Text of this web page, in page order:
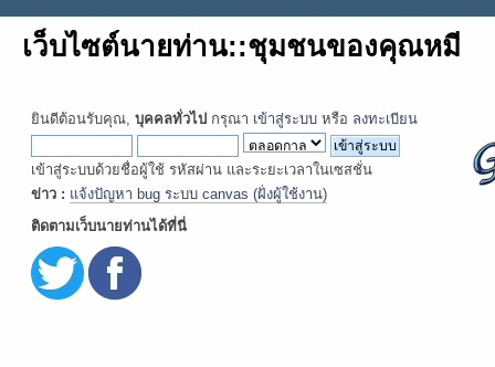
เว็บไซต์นายท่าน::ชุมชนของคุณหมี
ยินดีต้อนรับคุณ, บุคคลทั่วไป กรุณา เข้าสู่ระบบ หรือ ลงทะเบียน
เข้าสู่ระบบด้วยชื่อผู้ใช้ รหัสผ่าน และระยะเวลาในเซสชั่น
ข่าว : แจ้งปัญหา bug ระบบ canvas (ฝั่งผู้ใช้งาน)
ติดตามเว็บนายท่านได้ที่นี่